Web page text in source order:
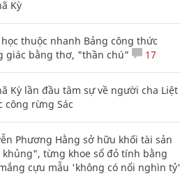
Kỳ
học thuộc nhanh Bảng công thức
giác bằng thơ, "thần chú"
17
Kỳ lần đầu tâm sự về người cha Liệt
công rừng Sác
Phương Hằng sở hữu khối tài sản
khủng", từng khoe sổ đỏ tính bằng
cựu mẫu 'không có nổi nghìn tỷ'